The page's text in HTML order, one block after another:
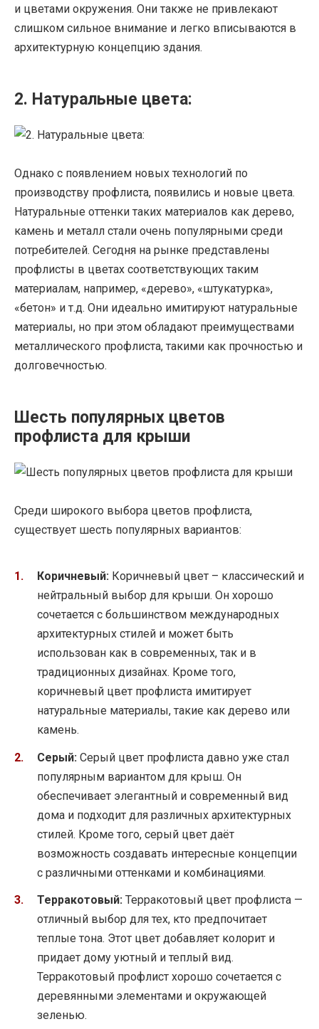
и цветами окружения. Они также не привлекают
слишком сильное внимание и легко вписываются в
архитектурную концепцию здания.
2. Натуральные цвета:
Однако с появлением новых технологий по
производству профлиста, появились и новые цвета.
Натуральные оттенки таких материалов как дерево,
камень и металл стали очень популярными среди
потребителей. Сегодня на рынке представлены
профлисты в цветах соответствующих таким
материалам, например, «дерево», «штукатурка»,
«бетон» и т.д. Они идеально имитируют натуральные
материалы, но при этом обладают преимуществами
металлического профлиста, такими как прочностью и
долговечностью.
Шесть популярных цветов
профлиста для крыши
Среди широкого выбора цветов профлиста,
существует шесть популярных вариантов:
Коричневый: Коричневый цвет – классический и
нейтральный выбор для крыши. Он хорошо
сочетается с большинством международных
архитектурных стилей и может быть
использован как в современных, так и в
традиционных дизайнах. Кроме того,
коричневый цвет профлиста имитирует
натуральные материалы, такие как дерево или
камень.
Серый: Серый цвет профлиста давно уже стал
популярным вариантом для крыш. Он
обеспечивает элегантный и современный вид
дома и подходит для различных архитектурных
стилей. Кроме того, серый цвет даёт
возможность создавать интересные концепции
с различными оттенками и комбинациями.
Терракотовый: Терракотовый цвет профлиста —
отличный выбор для тех, кто предпочитает
теплые тона. Этот цвет добавляет колорит и
придает дому уютный и теплый вид.
Терракотовый профлист хорошо сочетается с
деревянными элементами и окружающей
зеленью.